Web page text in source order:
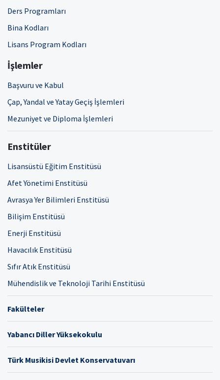
Ders Programları
Bina Kodları
Lisans Program Kodları
İşlemler
Başvuru ve Kabul
Çap, Yandal ve Yatay Geçiş İşlemleri
Mezuniyet ve Diploma İşlemleri
Enstitüler
Lisansüstü Eğitim Enstitüsü
Afet Yönetimi Enstitüsü
Avrasya Yer Bilimleri Enstitüsü
Bilişim Enstitüsü
Enerji Enstitüsü
Havacılık Enstitüsü
Sıfır Atık Enstitüsü
Mühendislik ve Teknoloji Tarihi Enstitüsü
Fakülteler
Yabancı Diller Yüksekokulu
Türk Musikisi Devlet Konservatuvarı